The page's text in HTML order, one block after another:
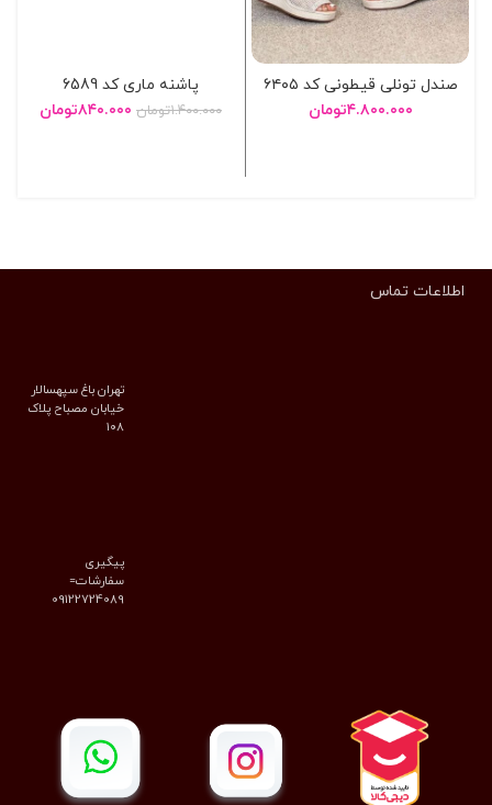
صندل تونلی قیطونی کد ۶۴۰۵
۴.۸۰۰.۰۰۰تومان
پاشنه ماری کد 6589
۱.۴۰۰.۰۰۰تومان ۸۴۰.۰۰۰تومان
اطلاعات تماس
تهران باغ سپهسالار
خیابان مصباح پلاک
۱۰۸
پیگیری
سفارشات=
09122724089